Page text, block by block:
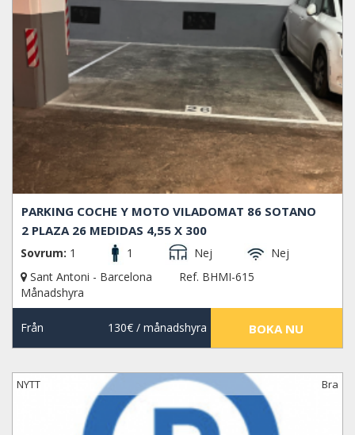
PARKING COCHE Y MOTO VILADOMAT 86 SOTANO
2 PLAZA 26 MEDIDAS 4,55 X 300
Sovrum: 1 1 Nej
Nej
Sant Antoni - Barcelona
Ref. BHMI-615
Månadshyra
Från 130€/ månadshyra BOKA NU
NYTT Bra